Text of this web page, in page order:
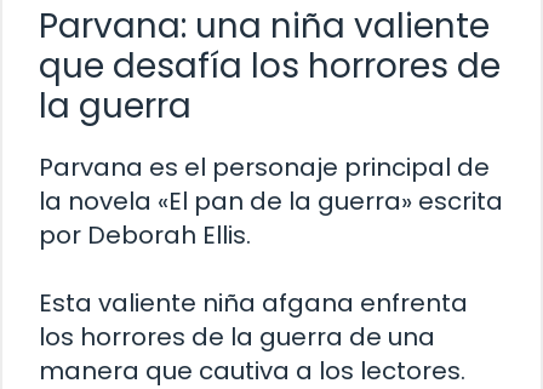
Parvana: una niña valiente
que desafía los horrores de
la guerra
Parvana es el personaje principal de
la novela «El pan de la guerra» escrita
por Deborah Ellis.
Esta valiente niña afgana enfrenta
los horrores de la guerra de una
manera que cautiva a los lectores.